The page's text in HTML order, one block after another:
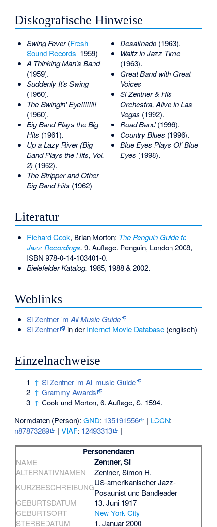
Diskografische Hinweise
Swing Fever(Fresh
Sound Records, 1959)
A Thinking Man's Band
(1959).
Suddenly It's Swing
(1960).
The Swingin' Eye!!!!!!!!
(1960).
Big Band Plays the Big
Hits (1961).
Up a Lazy River (Big
Band Plays the Hits, Vol.
2)(1962).
The Stripper and Other
Big Band Hits (1962).
Desafinado(1963).
Waltz in Jazz Time
(1963).
Great Band with Great
Voices
Si Zentner & His
Orchestra, Alive in Las
Vegas (1992).
Road Band(1996).
Country Blues (1996).
Blue Eyes Plays Ol' Blue
Eyes (1998).
Literatur
Richard Cook, Brian Morton: The Penguin Guide to
Jazz Recordings. 9. Auflage. Penguin, London 2008,
ISBN 978-0-14-103401-0.
Bielefelder Katalog. 1985, 1988 & 2002.
Weblinks
Si Zentner imAll Music Guide
Si Zentner
in der Internet Movie Database(englisch)
Einzelnachweise
↑ Si Zentner im All music Guide
↑ Grammy Awards
↑ Cook und Morton, 6. Auflage, S. 1594.
Normdaten (Person):GND: 135191556 | LCCN:
n87873289
|VIAF: 12493313 |
Personendaten
NAME Zentner, Si
ALTERNATIVNAMEN
Zentner, Simon H.
KURZBESCHREIBUNGUS-amerikanischer Jazz-
Posaunist und Bandleader
GEBURTSDATUM
13. Juni 1917
GEBURTSORT
New York City
STERBEDATUM
1. Januar 2000